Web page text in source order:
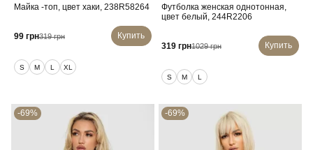
Майка -топ, цвет хаки, 238R58264
99 грн319 грн Купить
S M L XL
Футболка женская однотонная,
цвет белый, 244R2206
319 грн1029 грн Купить
S M L
-69% -69%